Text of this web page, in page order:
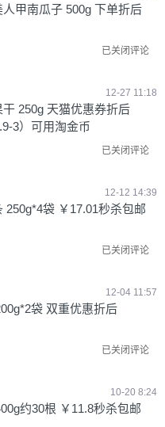
甲南瓜子 500g 下单折后
已关闭评论
12-27 11:18
250g 天猫优惠券折后
3）可用淘金币
已关闭评论
12-12 14:39
250g*4袋 ￥17.01秒杀包邮
已关闭评论
12-04 11:57
袋 双重优惠折后
已关闭评论
10-20 8:24
约30根 ￥11.8秒杀包邮